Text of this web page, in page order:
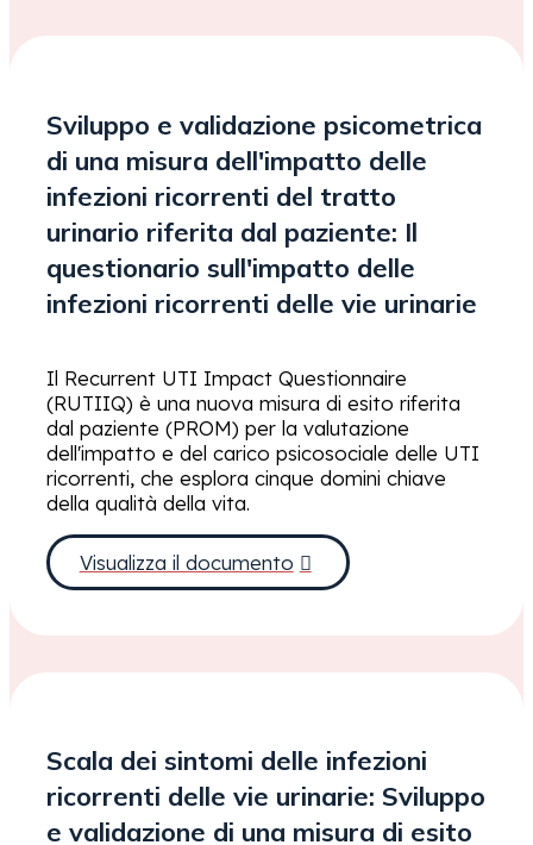
Sviluppo e validazione psicometrica
di una misura dell'impatto delle
infezioni ricorrenti del tratto
urinario riferita dal paziente: Il
questionario sull'impatto delle
infezioni ricorrenti delle vie urinarie
Il Recurrent UTI Impact Questionnaire
(RUTIIQ) è una nuova misura di esito riferita
dal paziente (PROM) per la valutazione
dell'impatto e del carico psicosociale delle UTI
ricorrenti, che esplora cinque domini chiave
della qualità della vita.
Visualizza il documento
Scala dei sintomi delle infezioni
ricorrenti delle vie urinarie: Sviluppo
e validazione di una misura di esito